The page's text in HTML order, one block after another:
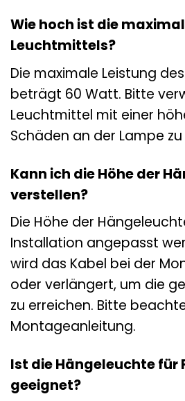
Wie hoch ist die
Leuchtmittels?
Die maximale Leistung
beträgt 60 Watt. Bitte
Leuchtmittel mit einer
Schäden an der Lampe
Kann ich die Höhe der
verstellen?
Die Höhe der
Installation angepasst
wird das Kabel bei der
oder verlängert, um die
zu erreichen. Bitte
Montageanleitung.
Ist die Hängeleuchte für
geeignet?